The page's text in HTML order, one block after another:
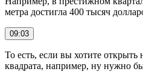
метра достигла 400 тысяч
09:03
То есть, если вы хотите
квадрата, например, ну нужно